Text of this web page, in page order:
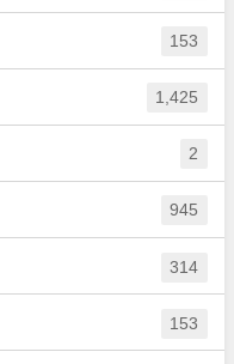
153
1,425
2
945
314
153